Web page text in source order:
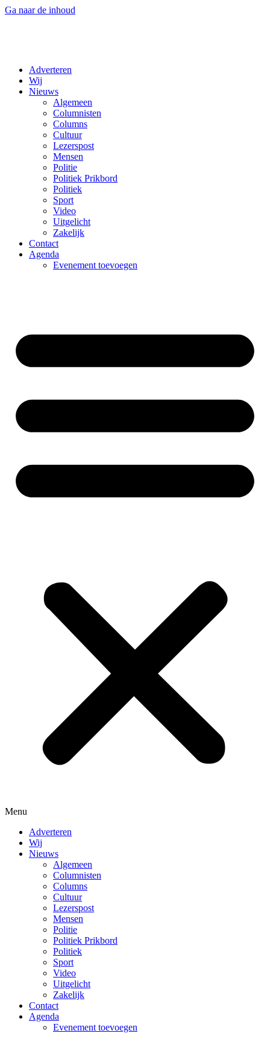
Ga naar de inhoud
Adverteren
Wij
Nieuws
Algemeen
Columnisten
Columns
Cultuur
Lezerspost
Mensen
Politie
Politiek Prikbord
Politiek
Sport
Video
Uitgelicht
Zakelijk
Contact
Agenda
Evenement toevoegen
Menu
Adverteren
Wij
Nieuws
Algemeen
Columnisten
Columns
Cultuur
Lezerspost
Mensen
Politie
Politiek Prikbord
Politiek
Sport
Video
Uitgelicht
Zakelijk
Contact
Agenda
Evenement toevoegen